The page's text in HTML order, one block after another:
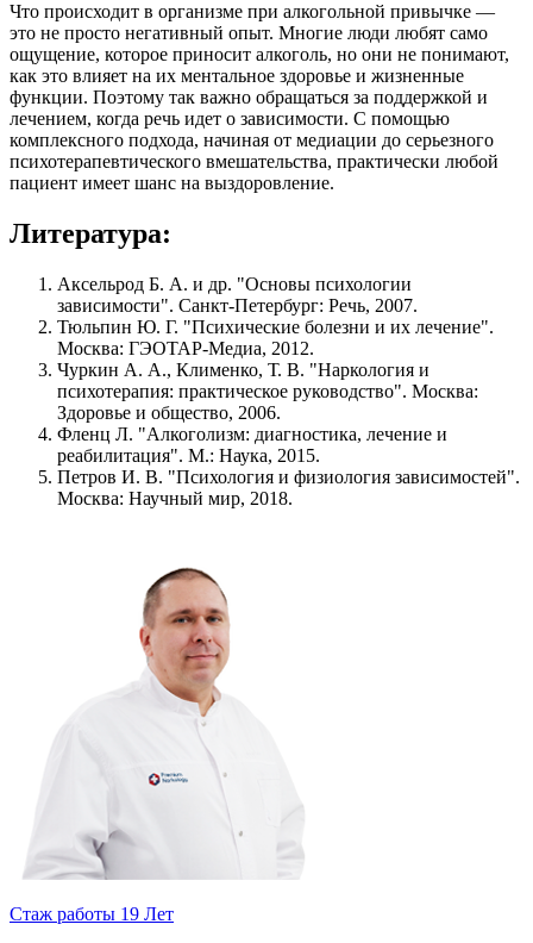
Что происходит в организме при алкогольной привычке —
это не просто негативный опыт. Многие люди любят само
ощущение, которое приносит алкоголь, но они не понимают,
как это влияет на их ментальное здоровье и жизненные
функции. Поэтому так важно обращаться за поддержкой и
лечением, когда речь идет о зависимости. С помощью
комплексного подхода, начиная от медиации до серьезного
психотерапевтического вмешательства, практически любой
пациент имеет шанс на выздоровление.
Литература:
Аксельрод Б. А. и др. "Основы психологии
зависимости". Санкт-Петербург: Речь, 2007.
Тюльпин Ю. Г. "Психические болезни и их лечение".
Москва: ГЭОТАР-Медиа, 2012.
Чуркин А. А., Клименко, Т. В. "Наркология и
психотерапия: практическое руководство". Москва:
Здоровье и общество, 2006.
Фленц Л. "Алкоголизм: диагностика, лечение и
реабилитация". М.: Наука, 2015.
Петров И. В. "Психология и физиология зависимостей".
Москва: Научный мир, 2018.
Стаж работы 19 Лет